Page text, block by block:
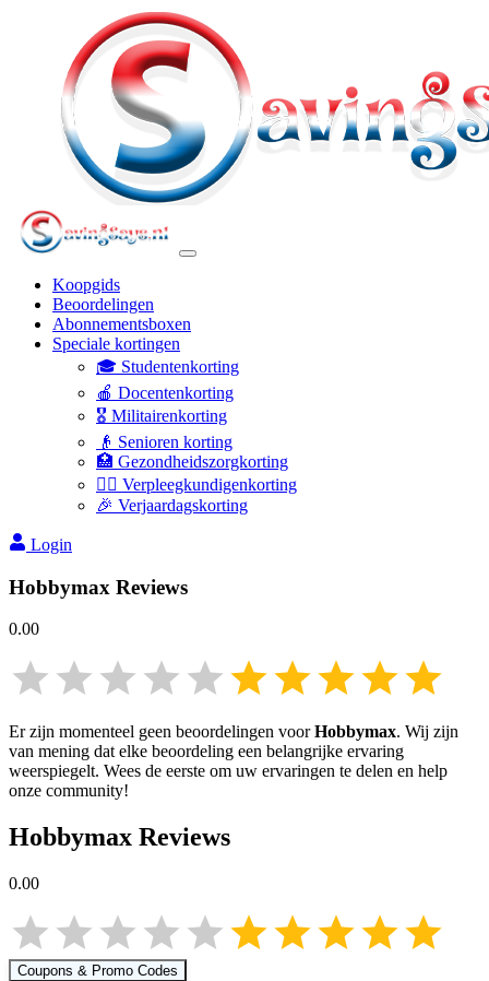
Koopgids
Beoordelingen
Abonnementsboxen
Speciale kortingen
🎓 Studentenkorting
🍎 Docentenkorting
🎖️ Militairenkorting
👴 Senioren korting
🏥 Gezondheidszorgkorting
👩‍⚕️ Verpleegkundigenkorting
🎉 Verjaardagskorting
Login
Hobbymax Reviews
0.00
Er zijn momenteel geen beoordelingen voorHobbymax. Wij zijn
van mening dat elke beoordeling een belangrijke ervaring
weerspiegelt. Wees de eerste om uw ervaringen te delen en help
onze community!
Hobbymax Reviews
0.00
Coupons & Promo Codes